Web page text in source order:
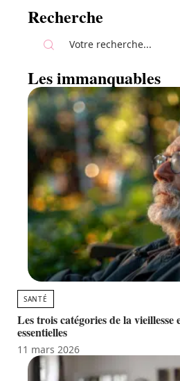
Recherche
Les immanquables
SANTÉ
Les trois catégories de la
essentielles
11 mars 2026